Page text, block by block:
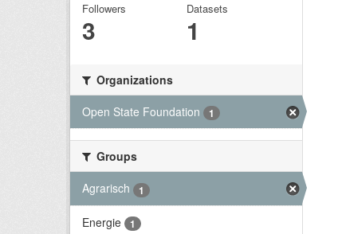
Followers
3
Datasets
1
Organizations
Open State Foundation
1
Groups
Agrarisch
1
Energie 1